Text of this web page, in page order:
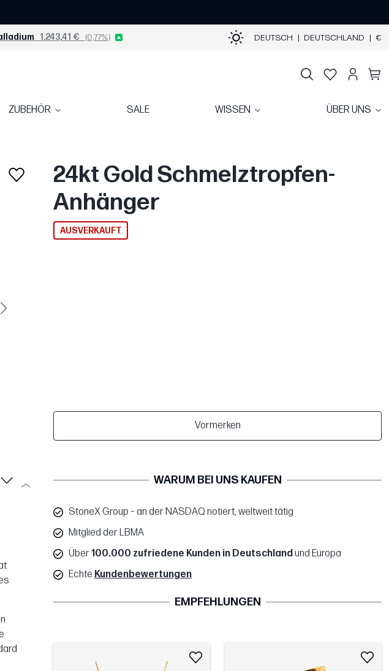
1.243,41 € (0,77%) DEUTSCH | DEUTSCHLAND | €
ZUBEHÖR SALE WISSEN ÜBER UNS
Weiter
24kt Gold Schmelztropfen-
Anhänger
AUSVERKAUFT
Vormerken
WARUM BEI UNS KAUFEN
StoneX Group – an der NASDAQ notiert, weltweit tätig
Mitglied der LBMA
Über100.000 zufriedene Kunden in Deutschlandund Europa
Echte Kundenbewertungen
EMPFEHLUNGEN